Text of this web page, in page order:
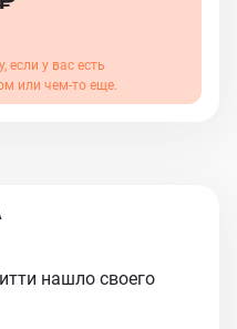
если у вас есть
или чем-то еще.
нашло своего